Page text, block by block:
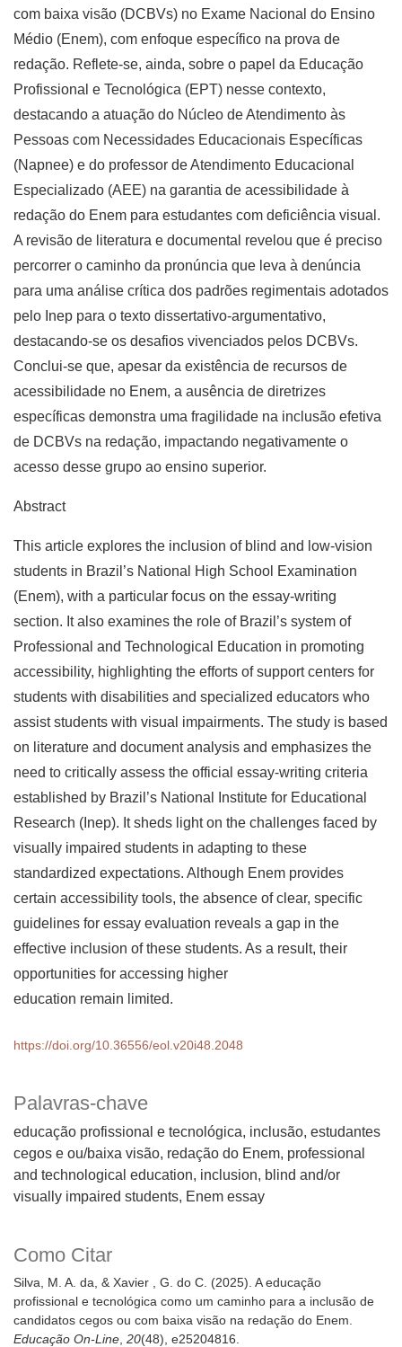
Palavras-chave
educação profissional e tecnológica, inclusão, estudantes
cegos e ou/baixa visão, redação do Enem professional
and technological education, inclusion, blind and/or
visually impaired students, Enem essay
Como Citar
Silva, M. A. da, & Xavier , G. do C. (2025). A educação
profissional e tecnológica como um caminho para a inclusão de
candidatos cegos ou com baixa visão na redação do Enem.
Educação On-Line, 20(48), e25204816.
com baixa visão (DCBVs) no Exame Nacional do Ensino
Médio (Enem), com enfoque específico na prova de
redação. Reflete-se, ainda, sobre o papel da Educação
Profissional e Tecnológica (EPT) nesse contexto,
destacando a atuação do Núcleo de Atendimento às
Pessoas com Necessidades Educacionais Específicas
(Napnee) e do professor de Atendimento Educacional
Especializado (AEE) na garantia de acessibilidade à
redação do Enem para estudantes com deficiência visual.
A revisão de literatura e documental revelou que é preciso
percorrer o caminho da pronúncia que leva à denúncia
para uma análise crítica dos padrões regimentais adotados
pelo Inep para o texto dissertativo-argumentativo,
destacando-se os desafios vivenciados pelos DCBVs.
Conclui-se que, apesar da existência de recursos de
acessibilidade no Enem, a ausência de diretrizes
específicas demonstra uma fragilidade na inclusão efetiva
de DCBVs na redação, impactando negativamente o
acesso desse grupo ao ensino superior.
Abstract
This article explores the inclusion of blind and low-vision
students in Brazil’s National High School Examination
(Enem), with a particular focus on the essay-writing
section. It also examines the role of Brazil’s system of
Professional and Technological Education in promoting
accessibility, highlighting the efforts of support centers for
students with disabilities and specialized educators who
assist students with visual impairments. The study is based
on literature and document analysis and emphasizes the
need to critically assess the official essay-writing criteria
established by Brazil’s National Institute for Educational
Research (Inep). It sheds light on the challenges faced by
visually impaired students in adapting to these
standardized expectations. Although Enem provides
certain accessibility tools, the absence of clear, specific
guidelines for essay evaluation reveals a gap in the
effective inclusion of these students. As a result, their
opportunities for accessing higher
education remain limited.
https://doi.org/10.36556/eol.v20i48.2048